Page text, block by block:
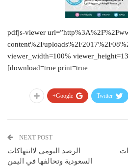
[pdfjs-viewer
viewer_width=100%
download=true print=true]
Twitter
Google+
NEXT POST
الرصد اليومي لاانتهاكات
السعودية وتحالفها في اليمن